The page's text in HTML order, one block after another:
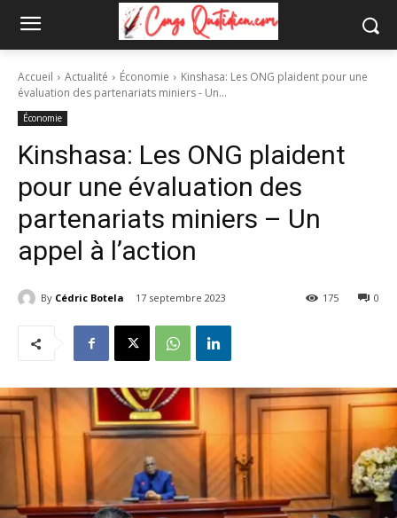
Accueil Actualité Économie
Kinshasa: Les ONG plaident pour une
évaluation des partenariats miniers - Un...
Économie
Kinshasa: Les ONG plaident
pour une évaluation des
partenariats miniers – Un
appel à l’action
By Cédric Botela 17 septembre 2023 0
175